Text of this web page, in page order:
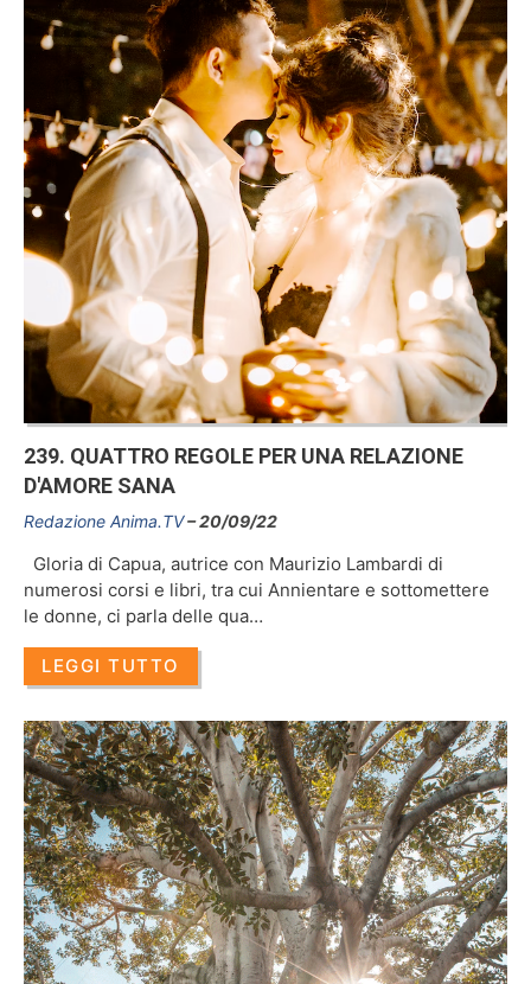
239. QUATTRO REGOLE PER UNA RELAZIONE
D'AMORE SANA
Redazione Anima.TV 20/09/22
Gloria di Capua, autrice con Maurizio Lambardi di
numerosi corsi e libri, tra cui Annientare e sottomettere
le donne, ci parla delle qua…
LEGGI TUTTO